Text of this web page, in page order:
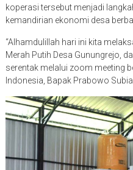
koperasi tersebut menjadi
kemandirian ekonomi desa
“Alhamdulillah hari ini kita
Merah Putih Desa Gunungrejo,
serentak melalui zoom meeting
Indonesia, Bapak Prabowo